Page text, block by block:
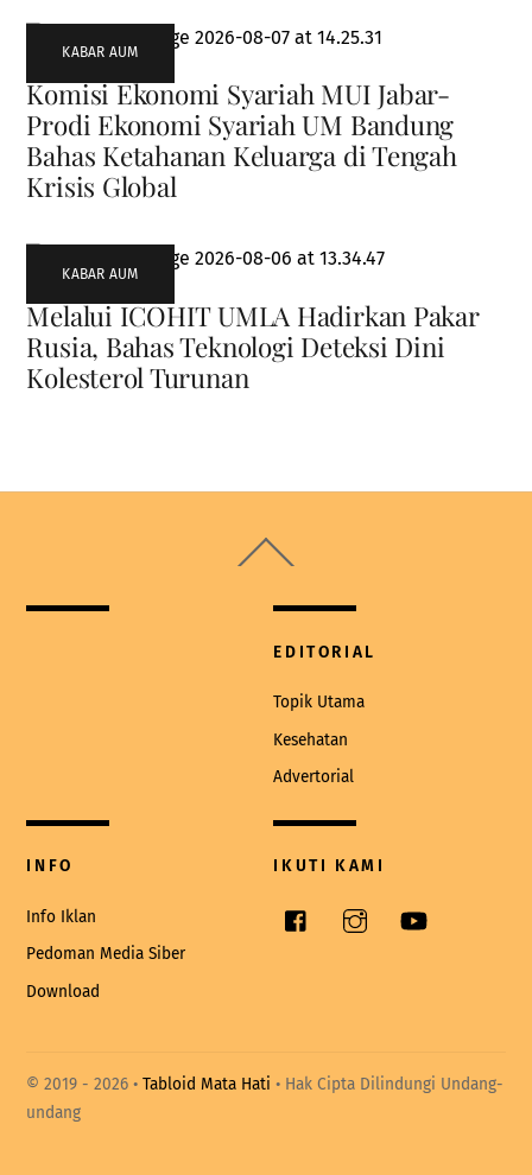
KABAR AUM
Komisi Ekonomi Syariah MUI Jabar-
Prodi Ekonomi Syariah UM Bandung
Bahas Ketahanan Keluarga di Tengah
Krisis Global
KABAR AUM
Melalui ICOHIT UMLA Hadirkan Pakar
Rusia, Bahas Teknologi Deteksi Dini
Kolesterol Turunan
To
EDITORIAL
Topik Utama
Kesehatan
Advertorial
INFO
Info Iklan
Pedoman Media Siber
Download
IKUTI KAMI
Facebook
© 2019 -2026 •Tabloid Mata Hati • Hak Cipta Dilindungi Undang-
undang